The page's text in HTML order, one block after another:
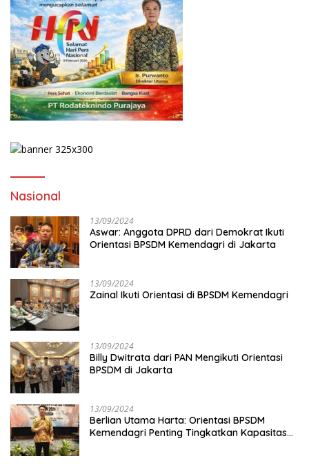
Nasional
13/09/2024
Aswar: Anggota DPRD dari Demokrat Ikuti
Orientasi BPSDM Kemendagri di Jakarta
13/09/2024
Zainal Ikuti Orientasi di BPSDM Kemendagri
13/09/2024
Billy Dwitrata dari PAN Mengikuti Orientasi
BPSDM di Jakarta
13/09/2024
Berlian Utama Harta: Orientasi BPSDM
Kemendagri Penting Tingkatkan Kapasitas